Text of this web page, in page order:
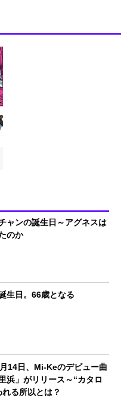
ャンの誕生日～アグネスは
のか
生日。66歳となる
14日、Mi-Keのデビュー曲
浜」がリリース～“カタロ
る所以とは？